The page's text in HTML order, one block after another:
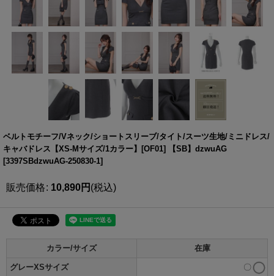
ベルトモチーフ/Vネック/ショートスリーブ/タイト/スーツ生地/ミニドレス/
キャバドレス【XS-Mサイズ/1カラー】[OF01] 【SB】dzwuAG
[3397SBdzwuAG-250830-1]
販売価格: 10,890円 (税込)
カラー/サイズ 在庫
グレーXSサイズ 〇